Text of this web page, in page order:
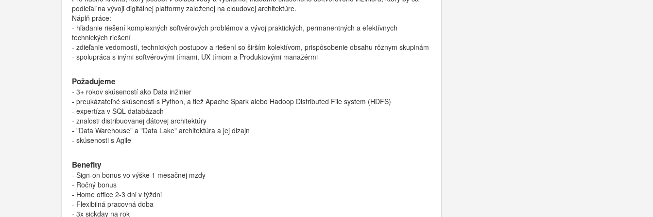
podieľaľ na vývoji digitálnej platformy založenej na cloudovej architektúre.
Náplň práce:
- hľadanie riešení komplexných softvérových problémov a vývoj praktických, permanentných a efektívnych
technických riešení
- zdieľanie vedomostí, technických postupov a riešení so širším kolektívom, prispôsobenie obsahu rôznym skupinám
- spolupráca s inými softvérovými tímami, UX tímom a Produktovými manažérmi
Požadujeme
- 3+ rokov skúseností ako Data inžinier
- preukázateľné skúsenosti s Python, a tiež Apache Spark alebo Hadoop Distributed File system (HDFS)
- expertíza v SQL databázach
- znalosti distribuovanej dátovej architektúry
- "Data Warehouse" a "Data Lake" architektúra a jej dizajn
- skúsenosti s Agile
Benefity
- Sign-on bonus vo výške 1 mesačnej mzdy
- Ročný bonus
- Home office 2-3 dni v týždni
- Flexibilná pracovná doba
- 3x sickday na rok